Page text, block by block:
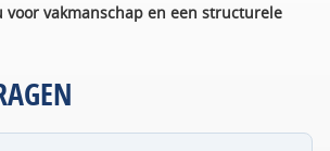
voor vakmanschap en een structurele